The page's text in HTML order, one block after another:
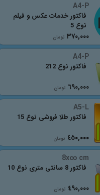
A4-P
٣٧٠,٠٠٠ تومان
فاکتور خدمات عکس و فیلم
نوع 5
A4-P
٦٩٠,٠٠٠ تومان
فاکتور نوع 212
A5-L
٤٥٠,٠٠٠ تومان
فاکتور طلا فروشی نوع 15
8x∞ cm
٤٩٠,٠٠٠ تومان
فاکتور 8 سانتی متری نوع 10